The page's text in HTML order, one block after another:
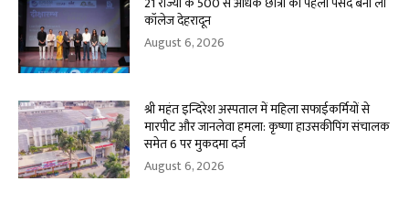
कॉलेज देहरादून
August 6, 2026
श्री महंत इन्दिरेश अस्पताल में महिला सफाईकर्मियों से
मारपीट और जानलेवा हमला: कृष्णा हाउसकीपिंग संचालक
समेत 6 पर मुकदमा दर्ज
August 6, 2026